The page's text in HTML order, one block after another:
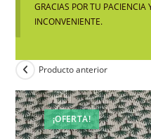
GRACIAS POR TU PACIENCIA
INCONVENIENTE.
¡OFERTA!
Producto anterior